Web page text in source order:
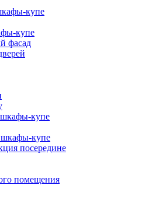
купе
купе
фасад
купе
купе
посередине
помещения